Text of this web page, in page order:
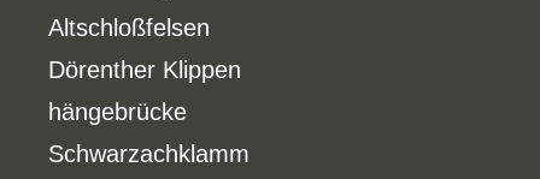
Altschloßfelsen
Dörenther Klippen
hängebrücke
Schwarzachklamm